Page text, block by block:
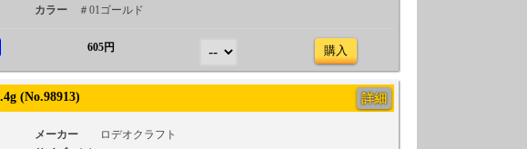
カラー
＃01ゴールド
605円 購入
(No.98913) 詳細
メーカー
ロデオクラフト